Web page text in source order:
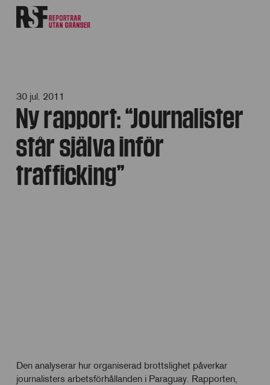
30 jul. 2011
Ny rapport: “Journalister
står själva inför
trafficking”
Den analyserar hur organiserad brottslighet påverkar
journalisters arbetsförhållanden i Paraguay. Rapporten,